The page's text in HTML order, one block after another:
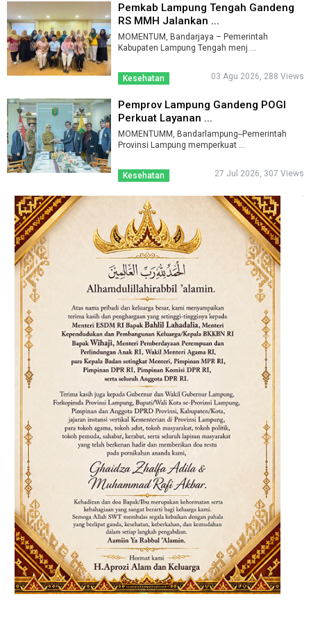
Pemkab Lampung Tengah Gandeng
RS MMH Jalankan ...
MOMENTUM, Bandarjaya – Pemerintah
Kabupaten Lampung Tengah menj ...
Kesehatan 03 Agu 2026, 288 Views
Pemprov Lampung Gandeng POGI
Perkuat Layanan ...
MOMENTUMM, Bandarlampung--Pemerintah
Kesehatan 27 Jul 2026, 307 Views